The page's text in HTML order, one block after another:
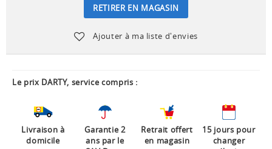
RETIRER EN MAGASIN
Ajouter à ma liste d'envies
Le prix DARTY, service compris :
Livraison à
domicile
Garantie 2
ans par le
Retrait offert
en magasin
15 jours pour
changer